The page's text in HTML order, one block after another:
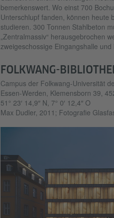
bemerkenswert. Wo einst 700
Unterschlupf fanden, können heute
studieren. 300 Tonnen Stahlbeton
„Zentralmassiv“ herausgebrochen
zweigeschossige Eingangshalle
FOLKWANG-
Campus der Folkwang-Universität
Essen-Werden, Klemensborn 39,
51° 23′ 14,9″ N, 7° 0′ 12,4″ O
Max Dudler, 2011; Fotografie